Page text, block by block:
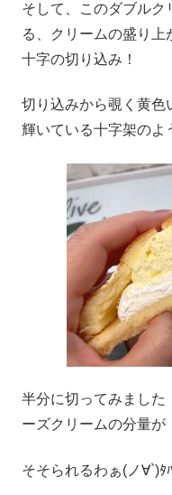
そして、このダブルク
る、クリームの盛り
十字の切り込み！
切り込みから覗く黄色
輝いている十字架のよ
半分に切ってみました
ーズクリームの分量が
そそられるわぁ(ノ∀`)ﾀ